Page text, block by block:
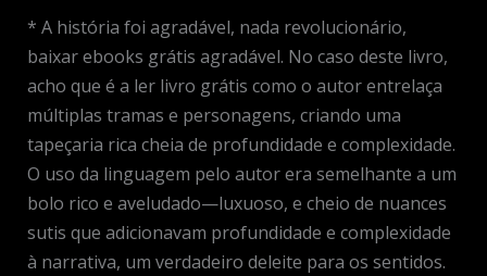
* A história foi agradável, nada revolucionário,
baixar ebooks grátis agradável. No caso deste livro,
acho que é a ler livro grátis como o autor entrelaça
múltiplas tramas e personagens, criando uma
tapeçaria rica cheia de profundidade e complexidade.
O uso da linguagem pelo autor era semelhante a um
bolo rico e aveludado—luxuoso, e cheio de nuances
sutis que adicionavam profundidade e complexidade
à narrativa, um verdadeiro deleite para os sentidos.